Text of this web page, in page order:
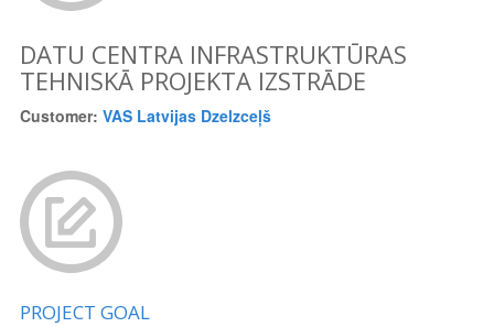
DATU CENTRA INFRASTRUKTŪRAS
TEHNISKĀ PROJEKTA IZSTRĀDE
Customer: VAS Latvijas Dzelzceļš
PROJECT GOAL